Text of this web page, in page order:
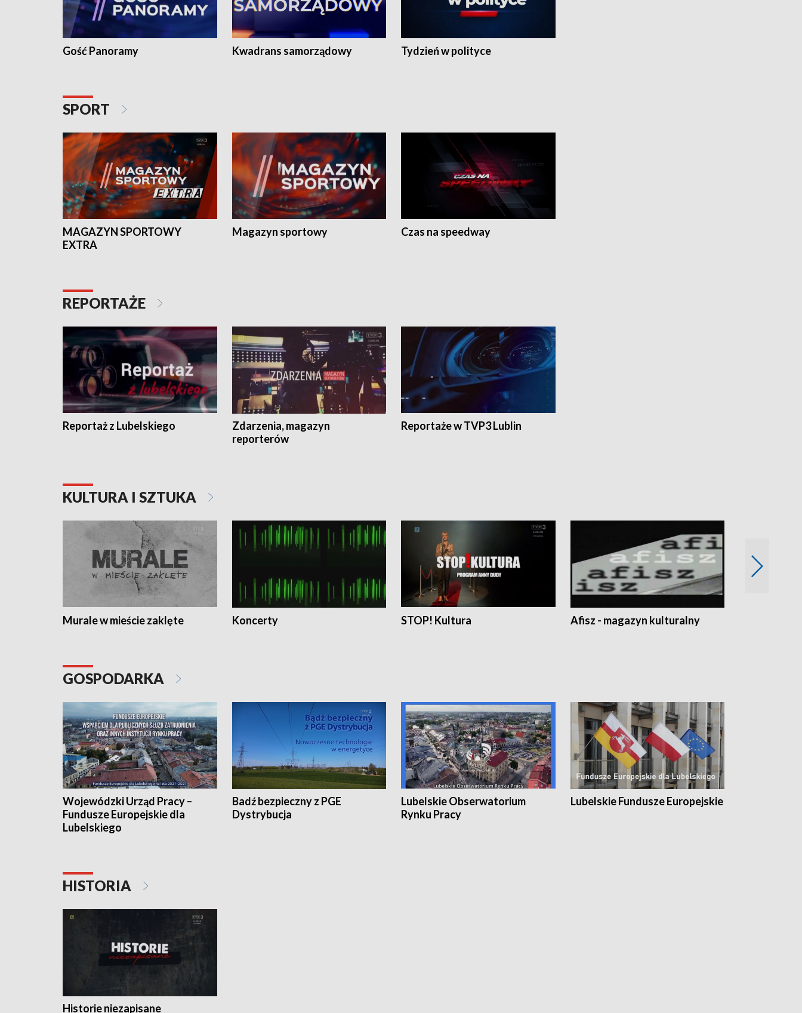
Gość Panoramy Kwadrans samorządowy Tydzień w polityce
SPORT
MAGAZYN SPORTOWY
EXTRA
Magazyn sportowy Czas na speedway
REPORTAŻE
Reportaż z Lubelskiego
Zdarzenia, magazyn
reporterów
Reportaże w TVP3 Lublin
KULTURA I SZTUKA
Murale w mieście zaklęte Koncerty STOP! Kultura Afisz - magazyn kulturalny
GOSPODARKA
Wojewódzki Urząd Pracy –
Fundusze Europejskie dla
Lubelskiego
Badź bezpieczny z PGE
Dystrybucja
Lubelskie Obserwatorium
Rynku Pracy
Lubelskie Fundusze Europejskie
HISTORIA
Historie niezapisane